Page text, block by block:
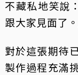
不藏私地笑說
跟大家見面了。
對於這張期待
製作過程充滿